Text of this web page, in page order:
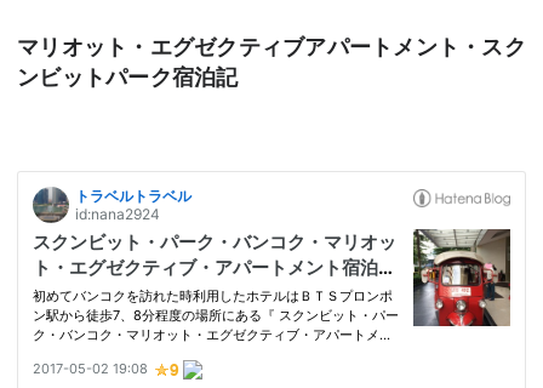
マリオット・エグゼクティブアパートメント・スク
ンビットパーク宿泊記